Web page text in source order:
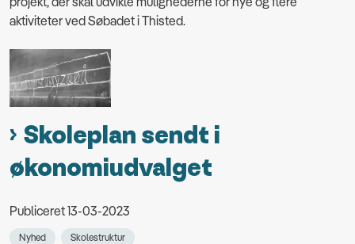
aktiviteter ved Søbadet i Thisted.
Skoleplan sendt i
økonomiudvalget
Publiceret 13-03-2023
Nyhed Skolestruktur